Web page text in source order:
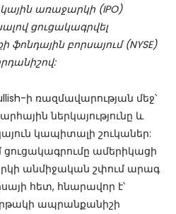
առաջարկի (IPO)
ցուցակագրվել
ֆոնդային բորսայում (NYSE)
ի ռազմավարության մեջ՝
ներկայությունը և
կապիտալի շուկաներ:
ամերիկացի
անմիջական շփում արագ
հետ, հնարավոր է՝
ապրանքանիշի